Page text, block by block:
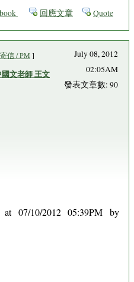
回應文章 Quote
信 / PM ]
文老師 王文
July 08, 2012
02:05AM
發表文章數: 90
07/10/2012 05:39PM by